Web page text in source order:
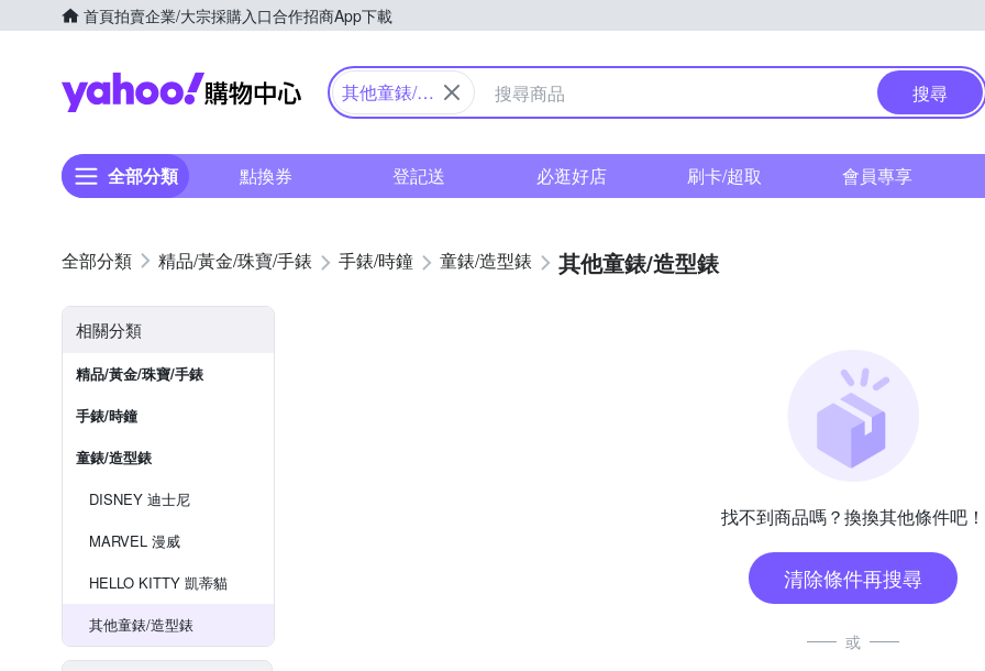
首頁拍賣企業/大宗採購入口合作招商App下載
Yahoo購物中心
其他童錶/造
搜尋
全部分類 點換券 登記送 必逛好店 刷卡/超取 會員專享
精品/黃金/珠寶/手錶 手錶/時鐘 童錶/造型錶 其他童錶/造型錶
相關分類
精品/黃金/珠寶/手錶
手錶/時鐘
童錶/造型錶
DISNEY 迪士尼
MARVEL 漫威
HELLO KITTY 凱蒂貓
其他童錶/造型錶
找不到商品嗎？換換其他條件吧！
清除條件再搜尋
或